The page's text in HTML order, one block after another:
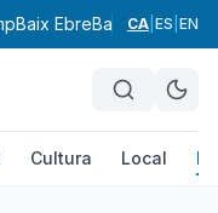
Baix EbreBaix Empordà
CA ES EN
Cultura Local